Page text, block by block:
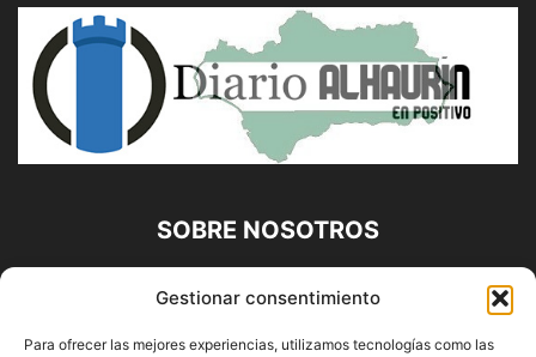
Gestionar consentimiento
Para ofrecer las mejores experiencias, utilizamos tecnologías como las
SOBRE NOSOTROS
Diario Alhaurín (www.alhaurindelatorre.com) Propiedad de
Francisco E. López López | 639 95 71 95 | Noticias de
Alhaurín de la Torre, Málaga y Provincia|